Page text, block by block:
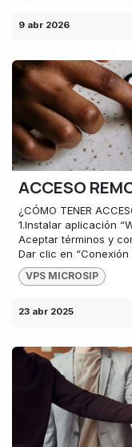
9 abr 2026
ACCESO
¿CÓMO TENER
1.Instalar aplicación
Aceptar términos y
Dar clic en “Conexión
VPS MICROSIP
23 abr 2025